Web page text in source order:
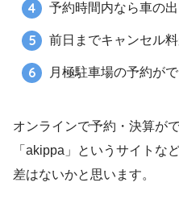
予約時間内なら車の
前日までキャンセル
月極駐車場の予約が
オンラインで予約・決算が
「akippa」というサイトな
差はないかと思います。